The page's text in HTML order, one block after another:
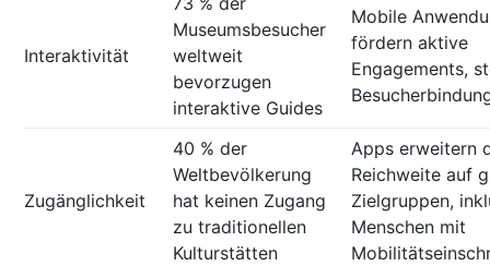
Interaktivität
Museumsbesucher
weltweit
bevorzugen
interaktive Guides
Mobile
fördern aktive
Engagements,
Zugänglichkeit
40 % der
Weltbevölkerung
hat keinen Zugang
zu traditionellen
Kulturstätten
Apps erweitern
Reichweite auf
Zielgruppen,
Menschen mit